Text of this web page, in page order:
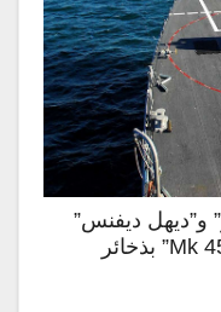
و”ديهل ديفنس”
لتعزيز قدرات المدفع البحري “Mk 45” بذخائر